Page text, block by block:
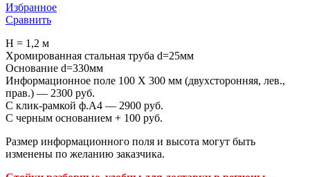
Избранное
Сравнить
H = 1,2 м
Хромированная стальная труба d=25мм
Основание d=330мм
Информационное поле 100 Х 300 мм (двухсторонняя, лев.,
прав.) — 2300 руб.
С клик-рамкой ф.А4 — 2900 руб.
С черным основанием + 100 руб.
Размер информационного поля и высота могут быть
изменены по желанию заказчика.